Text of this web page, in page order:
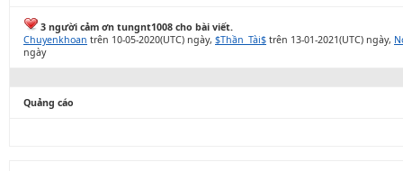
3 người cảm ơn tungnt1008 cho bài viết.
Chuyenkhoan trên 10-05-2020(UTC) ngày, $Thần_Tài$ trên 13-01-2021(UTC) ngày,
ngày
Quảng cáo